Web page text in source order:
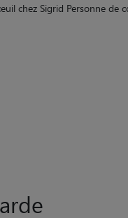
nos 3 matous à
très bien déroulé. Elle a